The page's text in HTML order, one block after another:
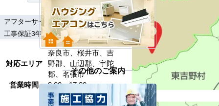
アフターサービス
土日祝工事
工事保証3年
対応エリア
奈良市、桜井市、吉
野郡、山辺郡、宇陀
郡、名張市
営業時間
9:00～17:30
その他のご案内